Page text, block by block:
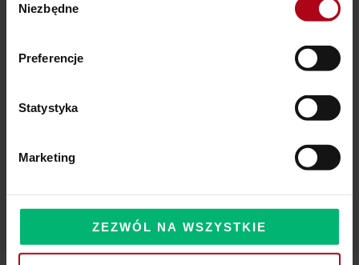
zgody
Niezbędne
Preferencje
Statystyka
Marketing
ZEZWÓL NA WSZYSTKIE
Czy Masz W Portfelu Pożeracza Pieniędzy?
Powinieneś o tym wiedzieć – zbliża się wielka zmiana!